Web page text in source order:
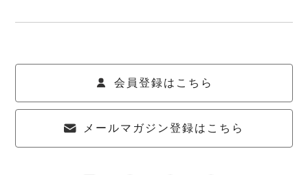
会員登録はこちら
メールマガジン登録はこちら